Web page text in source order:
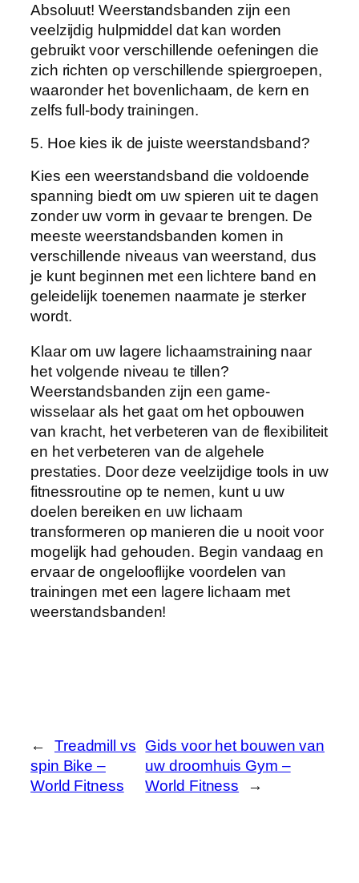
Absoluut! Weerstandsbanden zijn een
veelzijdig hulpmiddel dat kan worden
gebruikt voor verschillende oefeningen die
zich richten op verschillende spiergroepen,
waaronder het bovenlichaam, de kern en
zelfs full-body trainingen.
5. Hoe kies ik de juiste weerstandsband?
Kies een weerstandsband die voldoende
spanning biedt om uw spieren uit te dagen
zonder uw vorm in gevaar te brengen. De
meeste weerstandsbanden komen in
verschillende niveaus van weerstand, dus
je kunt beginnen met een lichtere band en
geleidelijk toenemen naarmate je sterker
wordt.
Klaar om uw lagere lichaamstraining naar
het volgende niveau te tillen?
Weerstandsbanden zijn een game-
wisselaar als het gaat om het opbouwen
van kracht, het verbeteren van de flexibiliteit
en het verbeteren van de algehele
prestaties. Door deze veelzijdige tools in uw
fitnessroutine op te nemen, kunt u uw
doelen bereiken en uw lichaam
transformeren op manieren die u nooit voor
mogelijk had gehouden. Begin vandaag en
ervaar de ongelooflijke voordelen van
trainingen met een lagere lichaam met
weerstandsbanden!
←
Treadmill vs
spin Bike –
World Fitness
Gids voor het bouwen van
uw droomhuis Gym –
World Fitness
→